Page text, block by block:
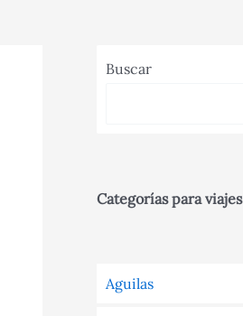
Buscar
Categorías para viajes
Aguilas